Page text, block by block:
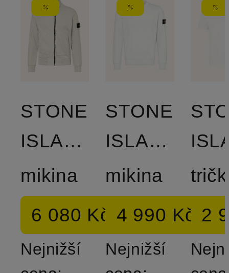
STONE
ISLAND
mikina
6 080 Kč
Nejnižší
STONE
ISLAND
mikina
4 990 Kč
Nejnižší
2